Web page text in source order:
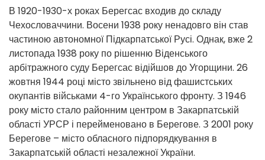
В 1920-1930-х роках Берегсас входив до складу
Чехословаччини. Восени 1938 року ненадовго він став
частиною автономної Підкарпатської Русі. Однак, вже 2
листопада 1938 року по рішенню Віденського
арбітражного суду Берегсас відійшов до Угорщини. 26
жовтня 1944 році місто звільнено від фашистських
окупантів військами 4-го Українського фронту. З 1946
року місто стало районним центром в Закарпатській
області УРСР і перейменовано в Берегове. З 2001 року
Берегове – місто обласного підпорядкування в
Закарпатській області незалежної України.